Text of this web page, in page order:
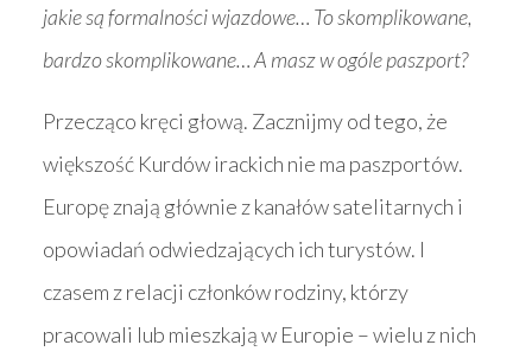
jakie są formalności wjazdowe… To skomplikowane,
bardzo skomplikowane… A masz w ogóle paszport?
Przecząco kręci głową. Zacznijmy od tego, że
większość Kurdów irackich nie ma paszportów.
Europę znają głównie z kanałów satelitarnych i
opowiadań odwiedzających ich turystów. I
czasem z relacji członków rodziny, którzy
pracowali lub mieszkają w Europie – wielu z nich